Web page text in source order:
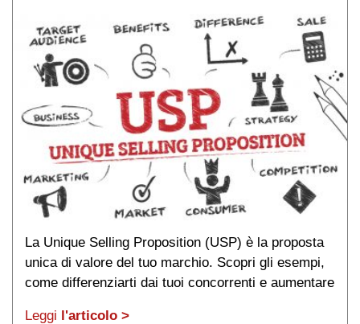
La Unique Selling Proposition (USP) è la proposta
unica di valore del tuo marchio. Scopri gli esempi,
come differenziarti dai tuoi concorrenti e aumentare
Leggi l'articolo >